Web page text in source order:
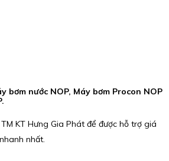
bơm nước NOP, Máy bơm Procon NOP
KT Hưng Gia Phát để được hỗ trợ giá
nhất.